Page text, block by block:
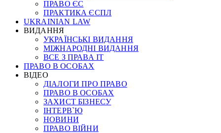
ПРАВО ЄС
ПРАКТИКА ЄСПЛ
UKRAINIAN LAW
ВИДАННЯ
УКРАЇНСЬКІ ВИДАННЯ
МІЖНАРОДНІ ВИДАННЯ
ВСЕ З ПРАВА ІТ
ПРАВО В ОСОБАХ
ВІДЕО
ДІАЛОГИ ПРО ПРАВО
ПРАВО В ОСОБАХ
ЗАХИСТ БІЗНЕСУ
ІНТЕРВ`Ю
НОВИНИ
ПРАВО ВІЙНИ